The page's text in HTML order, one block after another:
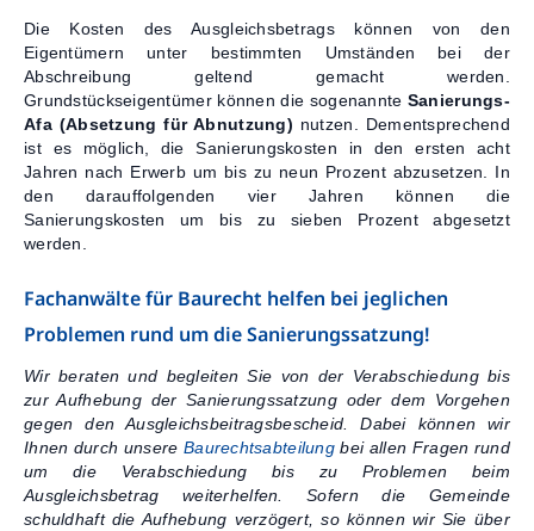
Die Kosten des Ausgleichsbetrags können von den
Eigentümern unter bestimmten Umständen bei der
Abschreibung geltend gemacht werden.
Grundstückseigentümer können die sogenannte Sanierungs-
Afa (Absetzung für Abnutzung) nutzen. Dementsprechend
ist es möglich, die Sanierungskosten in den ersten acht
Jahren nach Erwerb um bis zu neun Prozent abzusetzen. In
den darauffolgenden vier Jahren können die
Sanierungskosten um bis zu sieben Prozent abgesetzt
werden.
Fachanwälte für Baurecht helfen bei jeglichen
Problemen rund um die Sanierungssatzung!
Wir beraten und begleiten Sie von der Verabschiedung bis
zur Aufhebung der Sanierungssatzung oder dem Vorgehen
gegen den Ausgleichsbeitragsbescheid. Dabei können wir
Ihnen durch unsere Baurechtsabteilung bei allen Fragen rund
um die Verabschiedung bis zu Problemen beim
Ausgleichsbetrag weiterhelfen. Sofern die Gemeinde
schuldhaft die Aufhebung verzögert, so können wir Sie über